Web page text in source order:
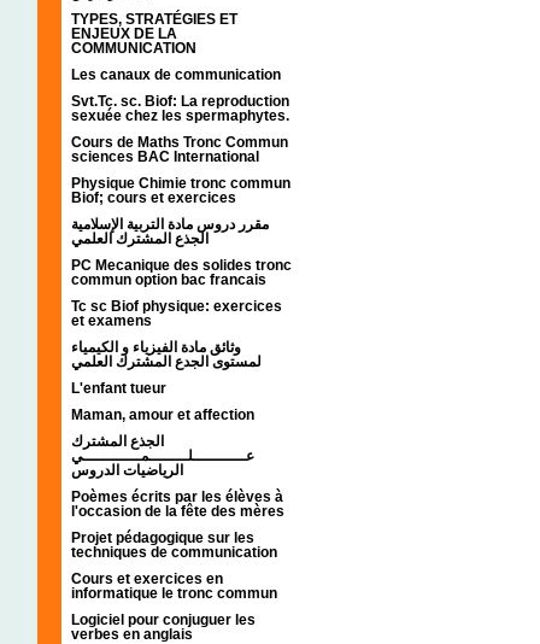
TYPES, STRATÉGIES ET
ENJEUX DE LA
COMMUNICATION
Les canaux de communication
Svt.Tc. sc. Biof: La reproduction
sexuée chez les spermaphytes.
Cours de Maths Tronc Commun
sciences BAC International
Physique Chimie tronc commun
Biof; cours et exercices
مقرر دروس مادة التربية الإسلامية
الجذع المشترك العلمي
PC Mecanique des solides tronc
commun option bac francais
Tc sc Biof physique: exercices
et examens
وثائق مادة الفيزياء و الكيمياء
L'enfant tueur
Maman, amour et affection
الجذع المشترك
عـــــــــــلــــــــمــــــــــــي
الرياضيات الدروس
Poèmes écrits par les élèves à
l'occasion de la fête des mères
Projet pédagogique sur les
techniques de communication
Cours et exercices en
informatique le tronc commun
Logiciel pour conjuguer les
verbes en anglais